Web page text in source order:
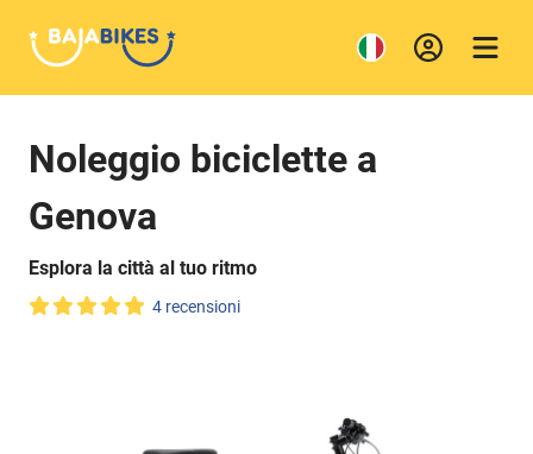
Noleggio biciclette a
Genova
Esplora la città al tuo ritmo
4 recensioni